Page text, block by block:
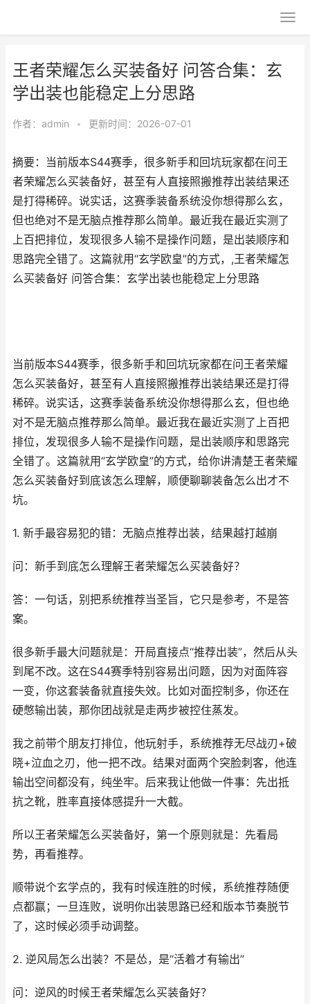
王者荣耀怎么买装备好 问答合集：玄
学出装也能稳定上分思路
作者： admin • 更新时间：2026-07-01
摘要：当前版本S44赛季，很多新手和回坑玩家都在问王
者荣耀怎么买装备好，甚至有人直接照搬推荐出装结果还
是打得稀碎。说实话，这赛季装备系统没你想得那么玄，
但也绝对不是无脑点推荐那么简单。最近我在最近实测了
上百把排位，发现很多人输不是操作问题，是出装顺序和
思路完全错了。这篇就用“玄学欧皇”的方式，,王者荣耀怎
么买装备好 问答合集：玄学出装也能稳定上分思路
当前版本S44赛季，很多新手和回坑玩家都在问王者荣耀
怎么买装备好，甚至有人直接照搬推荐出装结果还是打得
稀碎。说实话，这赛季装备系统没你想得那么玄，但也绝
对不是无脑点推荐那么简单。最近我在最近实测了上百把
排位，发现很多人输不是操作问题，是出装顺序和思路完
全错了。这篇就用“玄学欧皇”的方式，给你讲清楚王者荣耀
怎么买装备好到底该怎么理解，顺便聊聊装备怎么出才不
坑。
1. 新手最容易犯的错：无脑点推荐出装，结果越打越崩
问：新手到底怎么理解王者荣耀怎么买装备好？
答：一句话，别把系统推荐当圣旨，它只是参考，不是答
案。
很多新手最大问题就是：开局直接点“推荐出装”，然后从头
到尾不改。这在S44赛季特别容易出问题，因为对面阵容
一变，你这套装备就直接失效。比如对面控制多，你还在
硬憋输出装，那你团战就是走两步被控住蒸发。
我之前带个朋友打排位，他玩射手，系统推荐无尽战刃+破
晓+泣血之刃，他一把不改。结果对面两个突脸刺客，他连
输出空间都没有，纯坐牢。后来我让他做一件事：先出抵
抗之靴，胜率直接体感提升一大截。
所以王者荣耀怎么买装备好，第一个原则就是：先看局
势，再看推荐。
顺带说个玄学点的，我有时候连胜的时候，系统推荐随便
点都赢；一旦连败，说明你出装思路已经和版本节奏脱节
了，这时候必须手动调整。
2. 逆风局怎么出装？不是怂，是“活着才有输出”
问：逆风的时候王者荣耀怎么买装备好？